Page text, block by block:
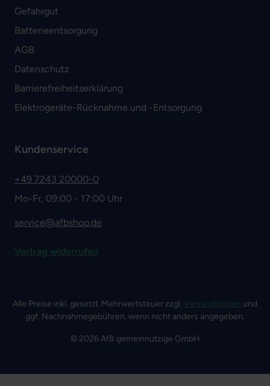
Gefahrgut
Batterieentsorgung
AGB
Datenschutz
Barrierefreiheitserklärung
Elektrogeräte-Rücknahme und -Entsorgung
Kundenservice
+49 7243 20000-0
Mo-Fr, 09:00 - 17:00 Uhr
service@afbshop.de
Vertrag widerrufen
Alle Preise inkl. gesetzl. Mehrwertsteuer zzgl. Versandkosten und
ggf. Nachnahmegebühren, wenn nicht anders angegeben.
© 2026 AfB gemeinnützige GmbH